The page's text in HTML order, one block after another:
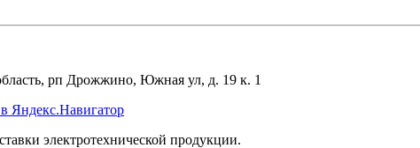
рп Дрожжино, Южная ул, д. 19 к. 1
Яндекс.Навигатор
электротехнической продукции.